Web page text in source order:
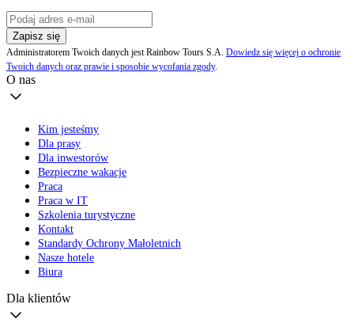
Zapisz się
Administratorem Twoich danych jest Rainbow Tours S.A. Dowiedz się więcej o ochronie
Twoich danych oraz prawie i sposobie wycofania zgody.
O nas
Kim jesteśmy
Dla prasy
Dla inwestorów
Bezpieczne wakacje
Praca
Praca w IT
Szkolenia turystyczne
Kontakt
Standardy Ochrony Małoletnich
Nasze hotele
Biura
Dla klientów